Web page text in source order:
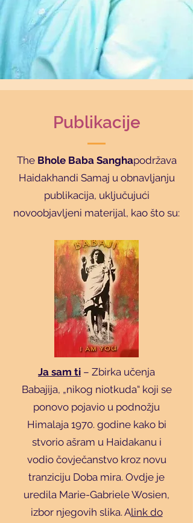
Publikacije
The Bhole Baba Sanghapodržava
Haidakhandi Samaj u obnavljanju
publikacija, uključujući
novoobjavljeni materijal, kao što su:
Ja sam ti – Zbirka učenja
Babajija, „nikog niotkuda“ koji se
ponovo pojavio u podnožju
Himalaja 1970. godine kako bi
stvorio ašram u Haidakanu i
vodio čovječanstvo kroz novu
tranziciju Doba mira. Ovdje je
uredila Marie-Gabriele Wosien,
izbor njegovih slika. Alink do